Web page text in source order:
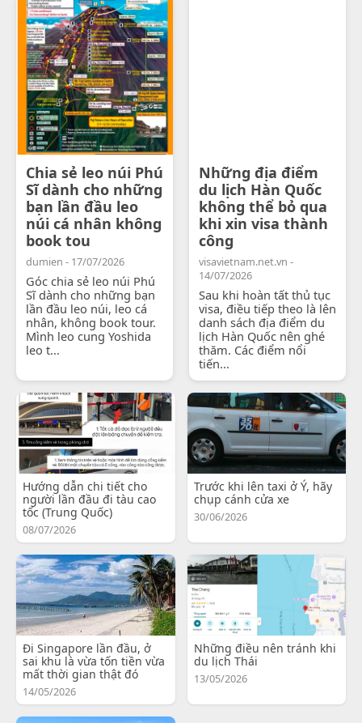
Chia sẻ leo núi Phú
Sĩ dành cho những
bạn lần đầu leo
núi cá nhân không
book tou
dumien - 17/07/2026
Góc chia sẻ leo núi Phú
Sĩ dành cho những bạn
lần đầu leo núi, leo cá
nhân, không book tour.
Mình leo cung Yoshida
leo t...
Những địa điểm
du lịch Hàn Quốc
không thể bỏ qua
khi xin visa thành
công
visavietnam.net.vn -
14/07/2026
Sau khi hoàn tất thủ tục
visa, điều tiếp theo là lên
danh sách địa điểm du
lịch Hàn Quốc nên ghé
thăm. Các điểm nổi
tiến...
Hướng dẫn chi tiết cho
người lần đầu đi tàu cao
tốc (Trung Quốc)
08/07/2026
Trước khi lên taxi ở Ý, hãy
chụp cánh cửa xe
30/06/2026
Đi Singapore lần đầu, ở
sai khu là vừa tốn tiền vừa
mất thời gian thật đó
14/05/2026
Những điều nên tránh khi
du lịch Thái
13/05/2026